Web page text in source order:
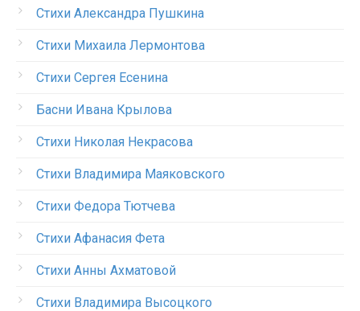
Стихи Александра Пушкина
Стихи Михаила Лермонтова
Стихи Сергея Есенина
Басни Ивана Крылова
Стихи Николая Некрасова
Стихи Владимира Маяковского
Стихи Федора Тютчева
Стихи Афанасия Фета
Стихи Анны Ахматовой
Стихи Владимира Высоцкого